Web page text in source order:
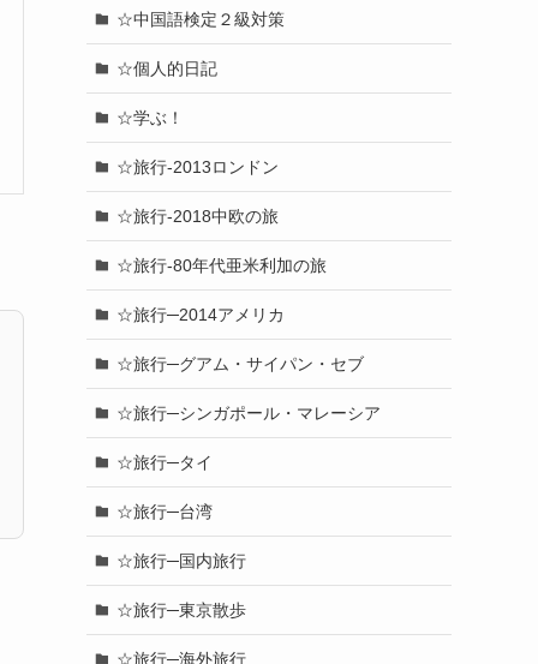
☆中国語検定２級対策
☆個人的日記
☆学ぶ！
☆旅行-2013ロンドン
☆旅行-2018中欧の旅
☆旅行-80年代亜米利加の旅
☆旅行─2014アメリカ
☆旅行─グアム・サイパン・セブ
☆旅行─シンガポール・マレーシア
☆旅行─タイ
☆旅行─台湾
☆旅行─国内旅行
☆旅行─東京散歩
☆旅行─海外旅行